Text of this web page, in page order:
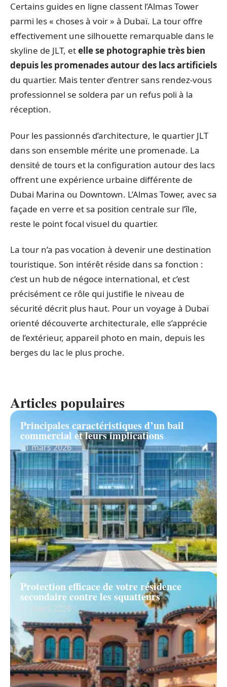
Certains guides en ligne classent l’Almas Tower
parmi les « choses à voir » à Dubaï. La tour offre
effectivement une silhouette remarquable dans le
skyline de JLT, etelle se photographie très bien
depuis les promenades autour des lacs artificiels
du quartier. Mais tenter d’entrer sans rendez-vous
professionnel se soldera par un refus poli à la
réception.
Pour les passionnés d’architecture, le quartier JLT
dans son ensemble mérite une promenade. La
densité de tours et la configuration autour des lacs
offrent une expérience urbaine différente de
Dubai Marina ou Downtown. L’Almas Tower, avec sa
façade en verre et sa position centrale sur l’île,
reste le point focal visuel du quartier.
La tour n’a pas vocation à devenir une destination
touristique. Son intérêt réside dans sa fonction :
c’est un hub de négoce international, et c’est
précisément ce rôle qui justifie le niveau de
sécurité décrit plus haut. Pour un voyage à Dubaï
orienté découverte architecturale, elle s’apprécie
de l’extérieur, appareil photo en main, depuis les
berges du lac le plus proche.
Articles populaires
Principales caractéristiques d’un bail
commercial et leurs implications
11 mars 2026
Protection efficace de votre résidence
secondaire contre les squatteurs
11 mars 2026